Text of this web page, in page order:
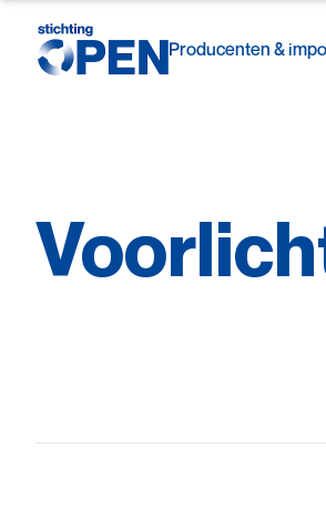
Skip to content
Producenten &